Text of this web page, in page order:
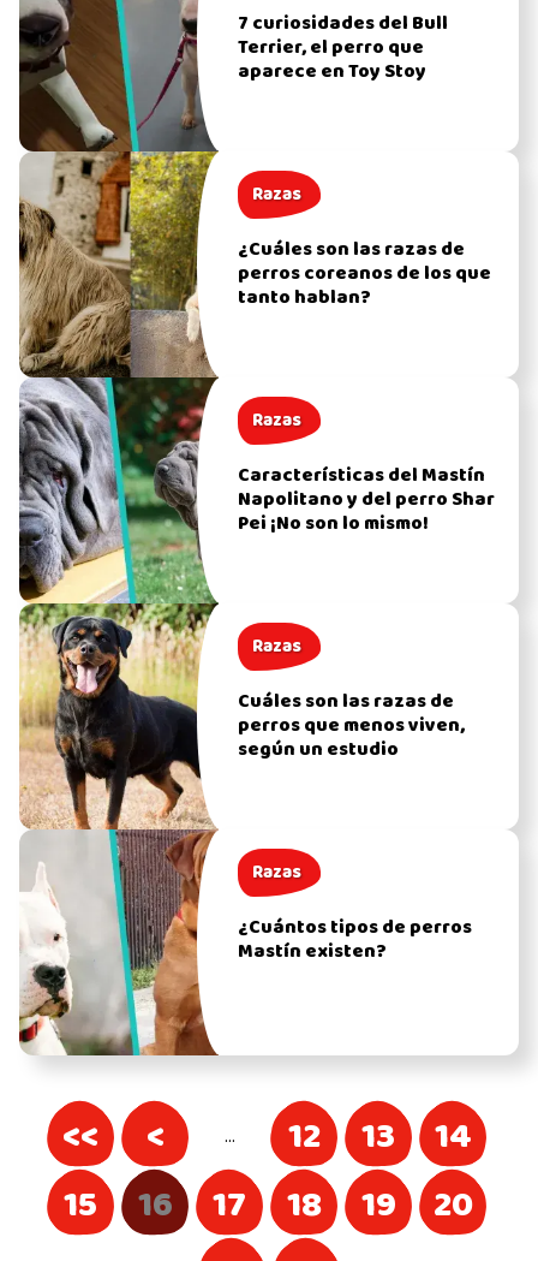
7 curiosidades del Bull
Terrier, el perro que
aparece en Toy Stoy
Razas
¿Cuáles son las razas de
perros coreanos de los que
tanto hablan?
Razas
Características del Mastín
Napolitano y del perro Shar
Pei ¡No son lo mismo!
Razas
Cuáles son las razas de
perros que menos viven,
según un estudio
Razas
¿Cuántos tipos de perros
Mastín existen?
<< < … 12 13
14
15
16 17 18 19
20